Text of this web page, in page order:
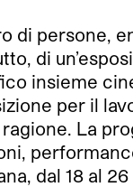
di persone,
di
insieme
per il
La
dal 18 al